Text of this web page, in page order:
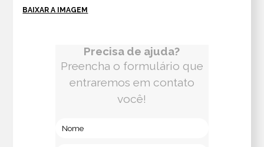
BAIXAR A IMAGEM
Precisa de ajuda?
Preencha o formulário que
entraremos em contato
você!